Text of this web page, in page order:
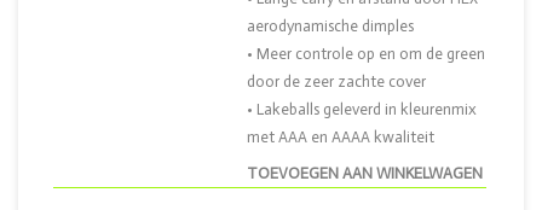
TOEVOEGEN AAN WINKELWAGEN
aerodynamische dimples
• Meer controle op en om de green
door de zeer zachte cover
• Lakeballs geleverd in kleurenmix
met AAA en AAAA kwaliteit